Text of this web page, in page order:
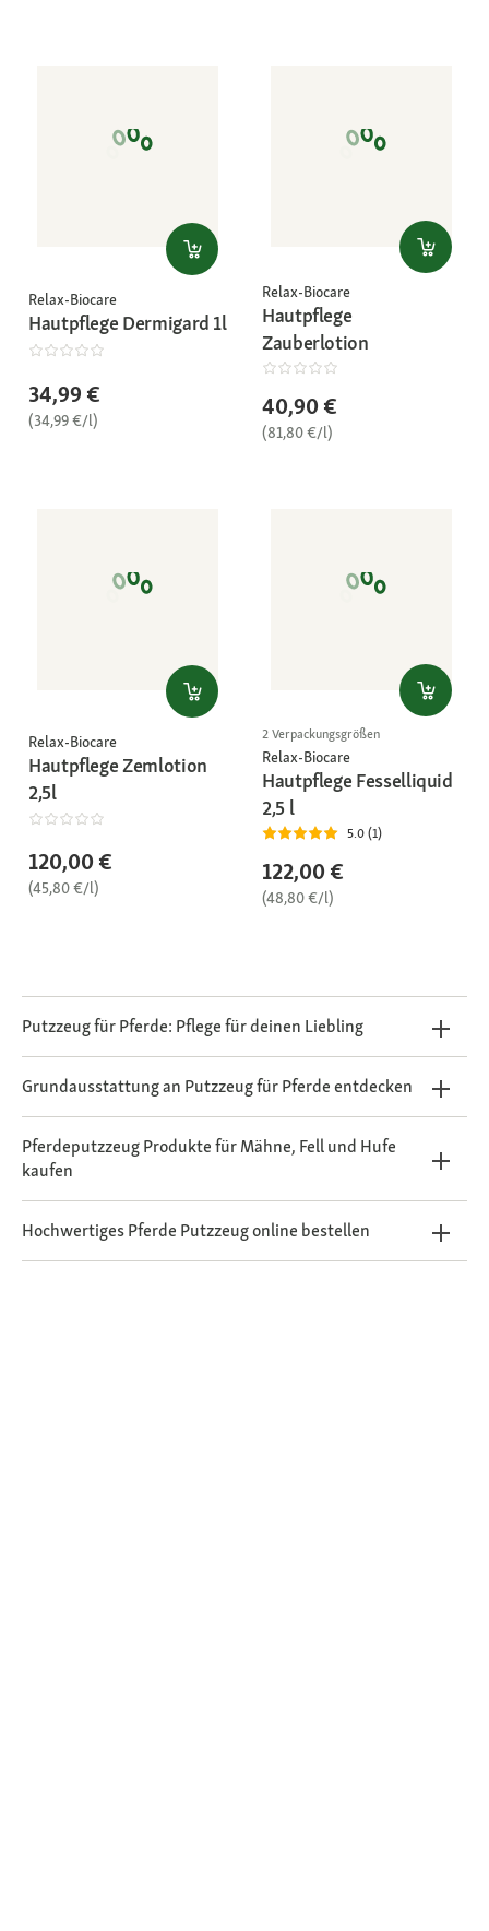
Relax-Biocare
Hautpflege Dermigard 1l
34,99 €
(34,99 €/l)
Relax-Biocare
Hautpflege
Zauberlotion
40,90 €
(81,80 €/l)
Relax-Biocare
Hautpflege Zemlotion
2,5l
120,00 €
(45,80 €/l)
2 Verpackungsgrößen
Relax-Biocare
Hautpflege Fesselliquid
2,5 l
5.0 (1)
122,00 €
(48,80 €/l)
Putzzeug für Pferde: Pflege für deinen Liebling
Grundausstattung an Putzzeug für Pferde entdecken
Pferdeputzzeug Produkte für Mähne, Fell und Hufe
kaufen
Hochwertiges Pferde Putzzeug online bestellen